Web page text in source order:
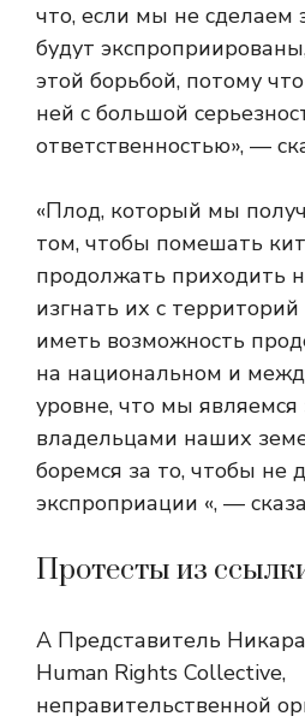
что, если мы не сделаем
будут
этой борьбой, потому
ней с большой
ответственностью», —
«Плод, который мы
том, чтобы помешать
продолжать приходить
изгнать их с
иметь возможность
на национальном и
уровне, что мы
владельцами наших
боремся за то, чтобы не
экспроприации «, —
Протесты из
А Представитель
Human Rights Collective,
неправительственной